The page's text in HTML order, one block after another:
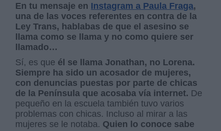
En tu mensaje en Instagram a Paula Fraga,
una de las voces referentes en contra de la
Ley Trans, hablabas de que el asesino se
llama como se llama y no como quiere ser
llamado…
Sí, es que él se llama Jonathan, no Lorena.
Siempre ha sido un acosador de mujeres,
con denuncias puestas por parte de chicas
de la Península que acosaba vía internet. De
pequeño en la escuela también tuvo varios
problemas con chicas. Incluso al mirar a las
mujeres se le notaba. Quien lo conoce sabe